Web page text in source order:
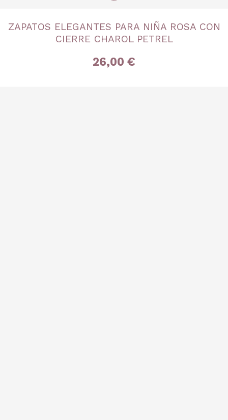
Nº 27 Nº 28 Nº 30 Nº 35 Nº 37 Nº 38
ZAPATOS ELEGANTES PARA NIÑA ROSA CON
CIERRE CHAROL PETREL
26,00 €